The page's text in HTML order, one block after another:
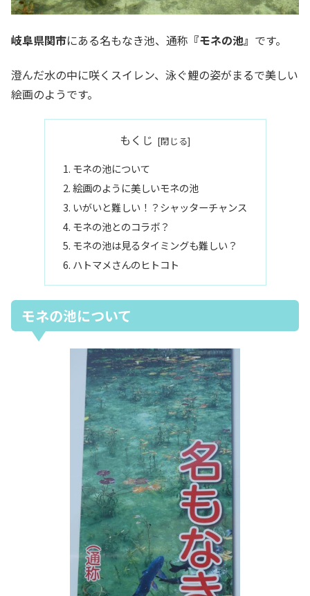
岐阜県関市にある名もなき池、通称 『モネの池』 です。
澄んだ水の中に咲くスイレン、泳ぐ鯉の姿がまるで美しい
絵画のようです。
もくじ
モネの池について
絵画のように美しいモネの池
いがいと難しい！？シャッターチャンス
モネの池とのコラボ？
モネの池は見るタイミングも難しい？
ハトマメさんのヒトコト
モネの池について